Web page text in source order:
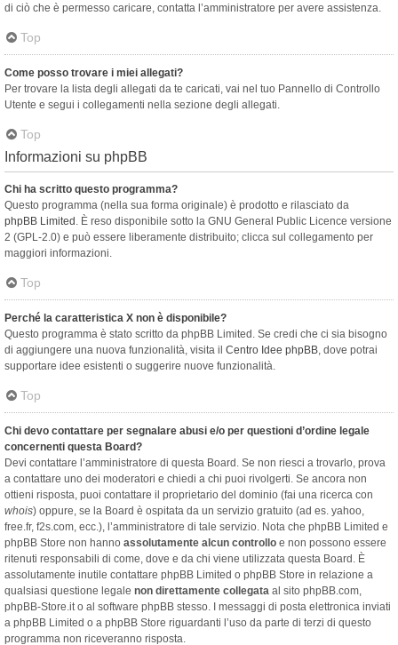
di ciò che è permesso caricare, contatta l’amministratore per avere assistenza.
Top
Come posso trovare i miei allegati?
Per trovare la lista degli allegati da te caricati, vai nel tuo Pannello di Controllo
Utente e segui i collegamenti nella sezione degli allegati.
Top
Informazioni su phpBB
Chi ha scritto questo programma?
Questo programma (nella sua forma originale) è prodotto e rilasciato da
phpBB Limited . È reso disponibile sotto la GNU General Public Licence versione
2 (GPL-2.0) e può essere liberamente distribuito; clicca sul collegamento per
maggiori informazioni.
Top
Perché la caratteristica X non è disponibile?
Questo programma è stato scritto da phpBB Limited. Se credi che ci sia bisogno
di aggiungere una nuova funzionalità, visita il Centro Idee phpBB, dove potrai
supportare idee esistenti o suggerire nuove funzionalità.
Top
Chi devo contattare per segnalare abusi e/o per questioni d’ordine legale
concernenti questa Board?
Devi contattare l’amministratore di questa Board. Se non riesci a trovarlo, prova
a contattare uno dei moderatori e chiedi a chi puoi rivolgerti. Se ancora non
ottieni risposta, puoi contattare il proprietario del dominio (fai una ricerca con
whois) oppure, se la Board è ospitata da un servizio gratuito (ad es. yahoo,
free.fr, f2s.com, ecc.), l’amministratore di tale servizio. Nota che phpBB Limited e
phpBB Store non hanno assolutamente alcun controllo e non possono essere
ritenuti responsabili di come, dove e da chi viene utilizzata questa Board. È
assolutamente inutile contattare phpBB Limited o phpBB Store in relazione a
qualsiasi questione legale non direttamente collegata al sito phpBB.com,
phpBB-Store.it o al software phpBB stesso. I messaggi di posta elettronica inviati
a phpBB Limited o a phpBB Store riguardanti l’uso da parte di terzi di questo
programma non riceveranno risposta.